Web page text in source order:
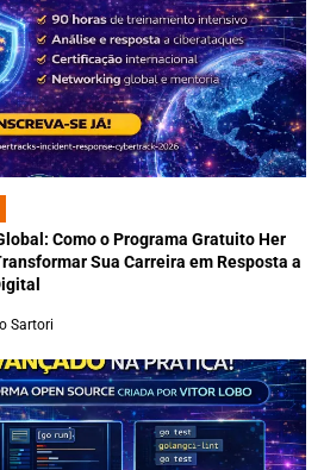
Como o Programa Gratuito Her
Sua Carreira em Resposta a
Sartori